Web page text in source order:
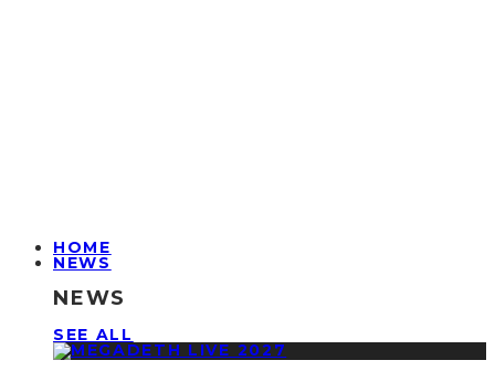
HOME
NEWS
NEWS
SEE ALL